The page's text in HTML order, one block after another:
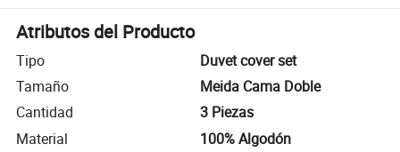
Atributos del Producto
Tipo
Duvet cover set
Tamaño
Meida Cama Doble
Cantidad
3 Piezas
Material
100% Algodón